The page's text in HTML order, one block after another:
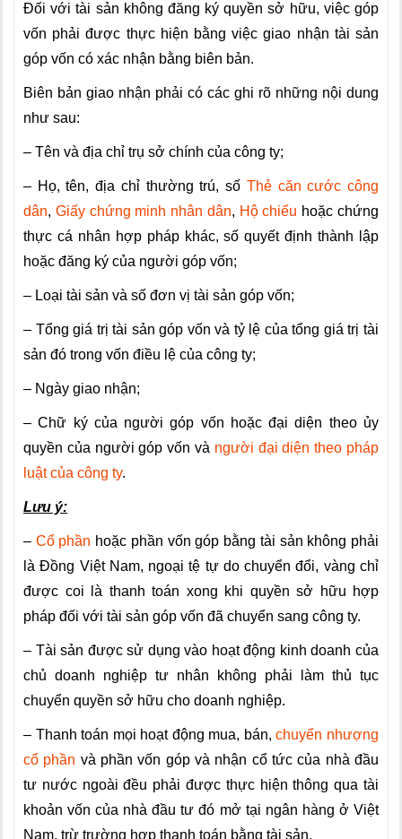
Đối với tài sản không đăng ký quyền sở hữu, việc góp
vốn phải được thực hiện bằng việc giao nhận tài sản
góp vốn có xác nhận bằng biên bản.
Biên bản giao nhận phải có các ghi rõ những nội dung
như sau:
– Tên và địa chỉ trụ sở chính của công ty;
– Họ, tên, địa chỉ thường trú, số Thẻ căn cước công
dân, Giấy chứng minh nhân dân, Hộ chiếu hoặc chứng
thực cá nhân hợp pháp khác, số quyết định thành lập
hoặc đăng ký của người góp vốn;
– Loại tài sản và số đơn vị tài sản góp vốn;
– Tổng giá trị tài sản góp vốn và tỷ lệ của tổng giá trị tài
sản đó trong vốn điều lệ của công ty;
– Ngày giao nhận;
– Chữ ký của người góp vốn hoặc đại diện theo ủy
quyền của người góp vốn và người đại diện theo pháp
luật của công ty.
Lưu ý:
– Cổ phần hoặc phần vốn góp bằng tài sản không phải
là Đồng Việt Nam, ngoại tệ tự do chuyển đổi, vàng chỉ
được coi là thanh toán xong khi quyền sở hữu hợp
pháp đối với tài sản góp vốn đã chuyển sang công ty.
– Tài sản được sử dụng vào hoạt động kinh doanh của
chủ doanh nghiệp tư nhân không phải làm thủ tục
chuyển quyền sở hữu cho doanh nghiệp.
– Thanh toán mọi hoạt động mua, bán,chuyển nhượng
cổ phần và phần vốn góp và nhận cổ tức của nhà đầu
tư nước ngoài đều phải được thực hiện thông qua tài
khoản vốn của nhà đầu tư đó mở tại ngân hàng ở Việt
Nam, trừ trường hợp thanh toán bằng tài sản.